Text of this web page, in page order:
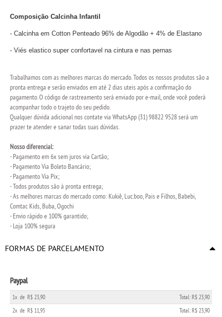
Composição Calcinha Infantil
- Calcinha em Cotton Penteado 96% de Algodão + 4% de Elastano
- Viés elastico super confortavel na cintura e nas pernas
Trabalhamos com as melhores marcas do mercado. Todos os nossos produtos são a
pronta entrega e serão enviados em até 2 dias uteis após a confirmação do
pagamento. O código de rastreamento será enviado por e-mail, onde você poderá
acompanhar todo o trajeto do seu pedido.
Qualquer dúvida adicional nos contate via WhatsApp (31) 98822 9528 será um
prazer te atender e sanar todas suas dúvidas.
Nosso diferencial:
- Pagamento em 6x sem juros via Cartão;
- Pagamento Via Boleto Bancário;
- Pagamento Via Pix;
- Todos produtos são à pronta entrega;
- As melhores marcas do mercado como: Kukiê, Luc.boo, Pais e Filhos, Babebi,
Comtac Kids, Buba, Ogochi
- Envio rápido e 100% garantido;
- Loja 100% segura
FORMAS DE PARCELAMENTO
Paypal
1x de R$ 23,90
Total: R$ 23,90
2x de R$ 11,95
Total: R$ 23,90